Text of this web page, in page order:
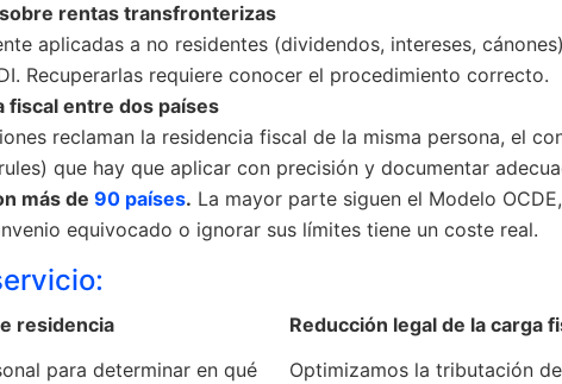
rentas transfronterizas
aplicadas a no residentes (dividendos, intereses,
Recuperarlas requiere conocer el procedimiento correcto.
fiscal entre dos países
reclaman la residencia fiscal de la misma persona, el
que hay que aplicar con precisión y documentar
más de 90 países. La mayor parte siguen el Modelo
equivocado o ignorar sus límites tiene un coste real.
residencia
para determinar en qué
Reducción legal de la carga
Optimizamos la tributación